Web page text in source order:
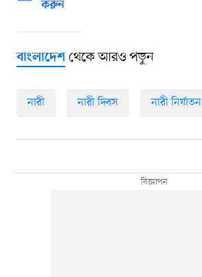
করুন
বাংলাদেশথেকে আরও পড়ুন
নারী নারী দিবস নারী নির্যাতন